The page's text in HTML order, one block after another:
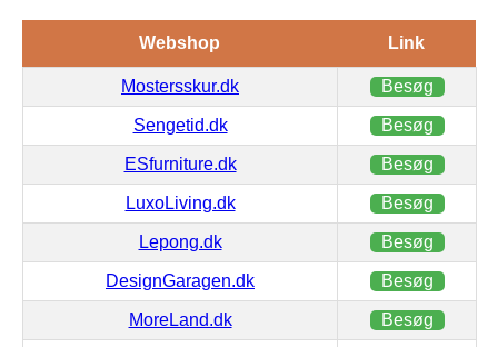
Webshop Link
Mostersskur.dk Besøg
Sengetid.dk Besøg
ESfurniture.dk Besøg
LuxoLiving.dk Besøg
Lepong.dk Besøg
DesignGaragen.dk Besøg
MoreLand.dk Besøg